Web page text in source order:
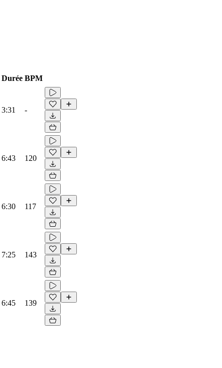
Durée BPM
3:31 -
6:43 120
6:30 117
7:25 143
6:45 139